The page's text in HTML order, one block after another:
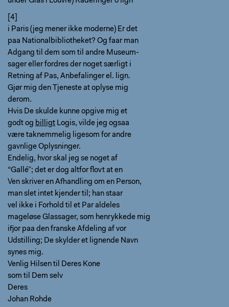
[4]
i Paris (jeg mener ikke moderne) Er det
paa Nationalbibliotheket? Og faar man
Adgang til dem som til andre Museum-
sager eller fordres der noget særligt i
Retning af Pas, Anbefalinger el. lign.
Gjør mig den Tjeneste at oplyse mig
derom.
Hvis De skulde kunne opgive mig et
godt og billigt Logis, vilde jeg ogsaa
være taknemmelig ligesom for andre
gavnlige Oplysninger.
Endelig, hvor skal jeg se noget af
“Gallé”; det er dog altfor flovt at en
Ven skriver en Afhandling om en Person,
man slet intet kjender til; han staar
vel ikke i Forhold til et Par aldeles
mageløse Glassager, som henrykkede mig
ifjor paa den franske Afdeling af vor
Udstilling; De skylder et lignende Navn
synes mig.
Venlig Hilsen til Deres Kone
som til Dem selv
Deres
Johan Rohde